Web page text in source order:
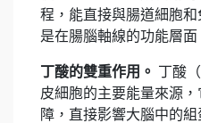
程，能直接與腸道細胞
是在腸腦軸線的功能層面
丁酸的雙重作用。 丁酸
皮細胞的主要能量來源
障，直接影響大腦中的